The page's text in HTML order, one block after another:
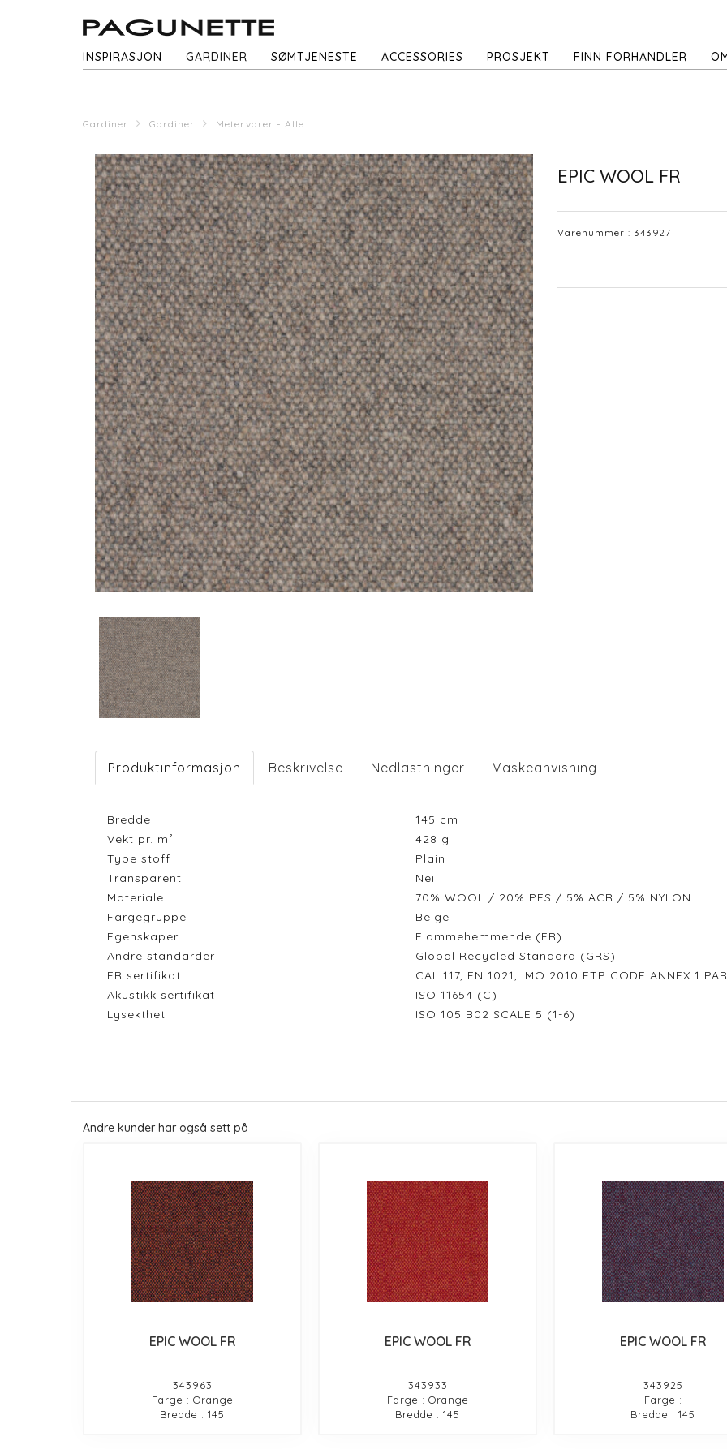
INSPIRASJON GARDINER SØMTJENESTE ACCESSORIES PROSJEKT FINN FORHANDLER
Gardiner Gardiner Metervarer - Alle
EPIC WOOL FR
Varenummer : 343927
Produktinformasjon Beskrivelse Nedlastninger Vaskeanvisning
Bredde 145 cm
Vekt pr. m²
428 g
Type stoff
Plain
Transparent
Nei
Materiale
70% WOOL / 20% PES / 5% ACR / 5% NYLON
Fargegruppe
Beige
Egenskaper
Flammehemmende (FR)
Andre standarder
Global Recycled Standard (GRS)
FR sertifikat
CAL 117, EN 1021, IMO 2010 FTP CODE ANNEX 1
Akustikk sertifikat
ISO 11654 (C)
Lysekthet
ISO 105 B02 SCALE 5 (1-6)
Andre kunder har også sett på
EPIC WOOL FR
343963
Farge : Orange
Bredde : 145
EPIC WOOL FR
343933
Farge : Orange
Bredde : 145
EPIC WOOL FR
343925
Farge :
Bredde : 145